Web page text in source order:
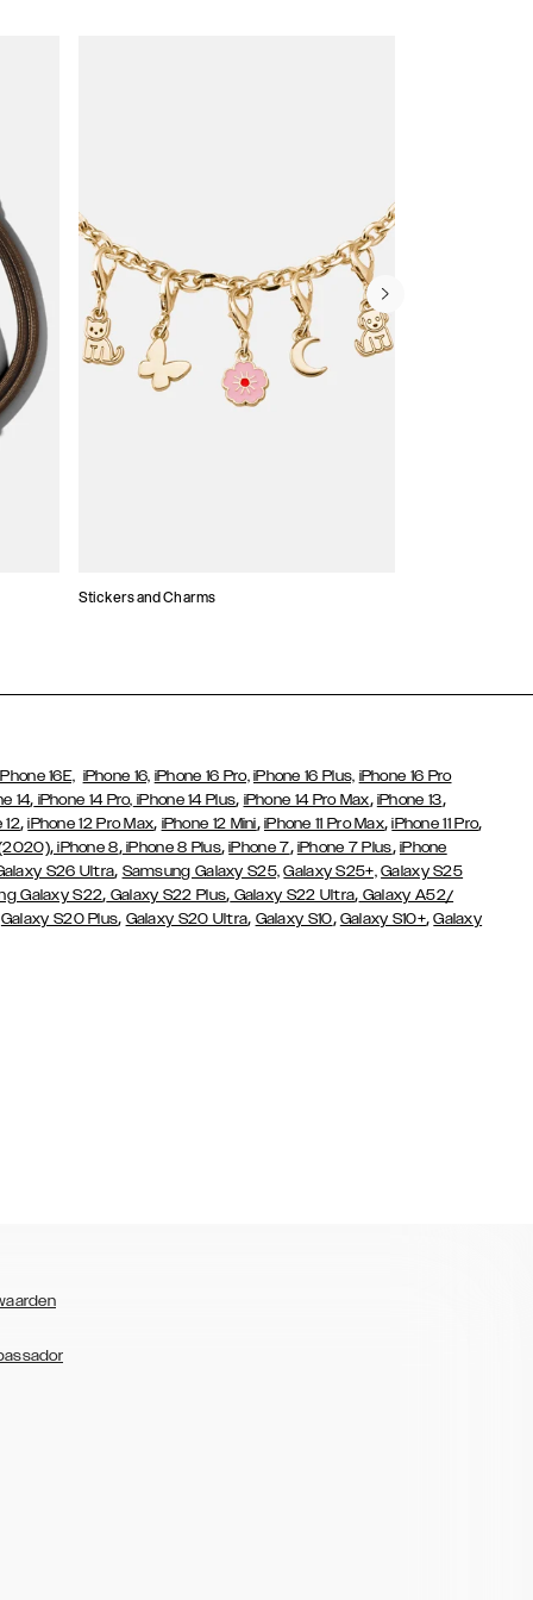
Stickers and Charms
16E, iPhone 16, iPhone 16 Pro, iPhone 16 Plus, iPhone 16 Pro
14, iPhone 14 Pro, iPhone 14 Plus, iPhone 14 Pro Max, iPhone 13,
12,iPhone 12 Pro Max, iPhone 12 Mini, iPhone 11 Pro Max,iPhone 11 Pro,
,iPhone 8,iPhone 8 Plus,iPhone 7, iPhone 7 Plus, iPhone
S26 Ultra, Samsung Galaxy S25, Galaxy S25+, Galaxy S25
Galaxy S22, Galaxy S22 Plus, Galaxy S22 Ultra, Galaxy A52/
Galaxy S20 Plus, Galaxy S20 Ultra, Galaxy S10, Galaxy S10+,Galaxy